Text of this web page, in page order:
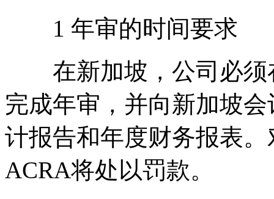
1 年审的时间要求
在新加坡，公司必须
完成年审，并向新加坡
计报告和年度财务报表
ACRA将处以罚款。